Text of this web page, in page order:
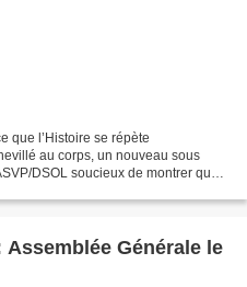
que l’Histoire se répète
au corps, un nouveau sous
DSOL soucieux de montrer que